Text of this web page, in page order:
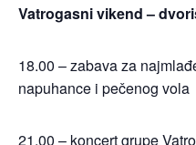
Vatrogasni vikend –
18.00 – zabava za
napuhance i pečenog vola
21.00 – koncert grupe